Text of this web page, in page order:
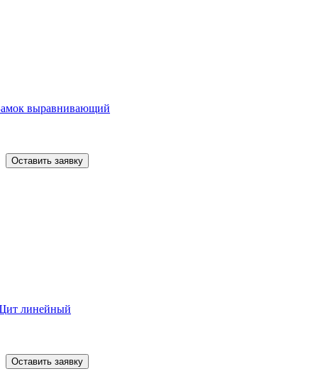
выравнивающий
Оставить заявку
линейный
Оставить заявку